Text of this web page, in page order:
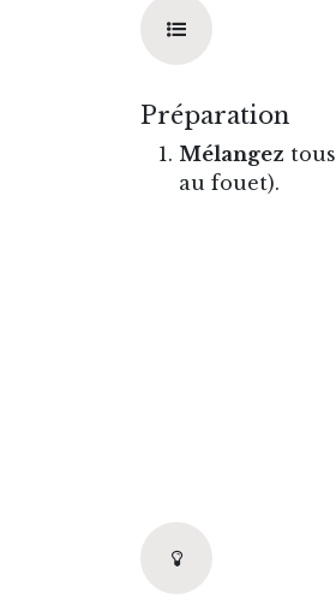
Préparation
Mélangez
au fouet).